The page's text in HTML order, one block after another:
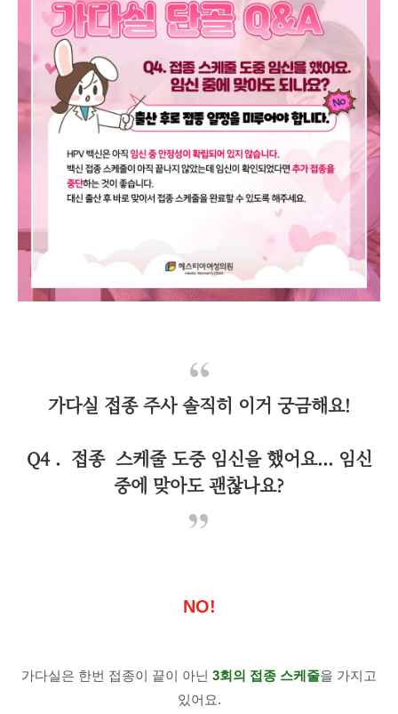
가다실 접종 주사 솔직히 이거 궁금해요!
Q4 . 접종 스케줄 도중 임신을 했어요... 임신
중에 맞아도 괜찮나요?
NO!
가다실은 한번 접종이 끝이 아닌 3회의 접종 스케줄을 가지고
있어요.